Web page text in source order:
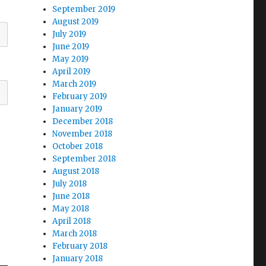
September 2019
August 2019
July 2019
June 2019
May 2019
April 2019
March 2019
February 2019
January 2019
December 2018
November 2018
October 2018
September 2018
August 2018
July 2018
June 2018
May 2018
April 2018
March 2018
February 2018
January 2018